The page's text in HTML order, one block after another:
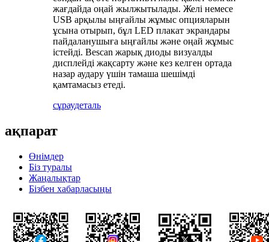
жағдайда оңай жылжытылады. Желі немесе
USB арқылы ыңғайлы жұмыс опцияларын
ұсына отырып, бұл LED плакат экрандары
пайдаланушыға ыңғайлы және оңай жұмыс
істейді. Bescan жарық диоды визуалды
дисплейді жақсарту және кез келген ортада
назар аудару үшін тамаша шешімді
қамтамасыз етеді.
сұраудеталь
ақпарат
Өнімдер
Біз туралы
Жаңалықтар
Бізбен хабарласыңы